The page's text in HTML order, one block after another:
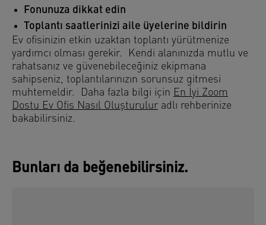
Fonunuza dikkat edin
Toplantı saatlerinizi aile üyelerine bildirin
Ev ofisinizin etkin uzaktan toplantı yürütmenize
yardımcı olması gerekir. Kendi alanınızda mutlu ve
rahatsanız ve güvenebileceğiniz ekipmana
sahipseniz, toplantılarınızın sorunsuz gitmesi
muhtemeldir. Daha fazla bilgi için En İyi Zoom
Dostu Ev Ofis Nasıl Oluşturulur adlı rehberinize
bakabilirsiniz.
Bunları da beğenebilirsiniz.